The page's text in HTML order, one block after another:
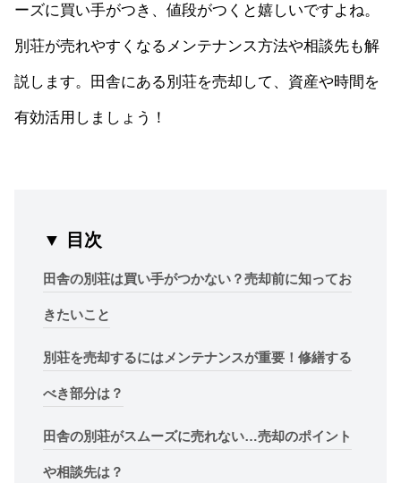
ーズに買い手がつき、値段がつくと嬉しいですよね。
別荘が売れやすくなるメンテナンス方法や相談先も解
説します。田舎にある別荘を売却して、資産や時間を
有効活用しましょう！
▼ 目次
田舎の別荘は買い手がつかない？売却前に知ってお
きたいこと
別荘を売却するにはメンテナンスが重要！修繕する
べき部分は？
田舎の別荘がスムーズに売れない…売却のポイント
や相談先は？